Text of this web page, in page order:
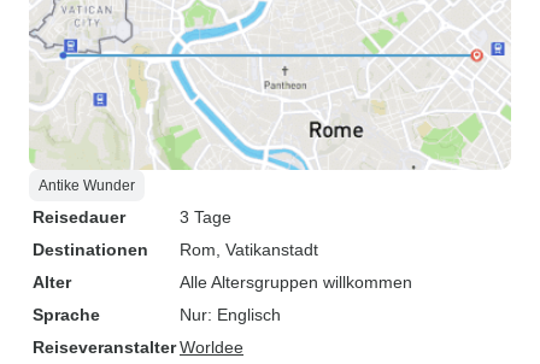
Antike Wunder
Reisedauer
3 Tage
Destinationen
Rom , Vatikanstadt
Alter
Alle Altersgruppen willkommen
Sprache
Nur: Englisch
ReiseveranstalterWorldee